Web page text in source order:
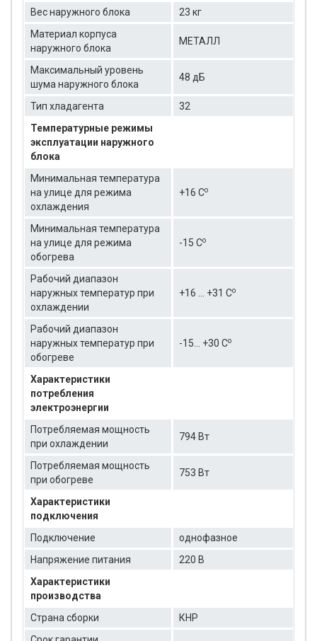
Вес наружного блока
23 кг
Материал корпуса
наружного блока
МЕТАЛЛ
Максимальный уровень
шума наружного блока
48 дБ
Тип хладагента
32
Температурные режимы
эксплуатации наружного
блока
Минимальная температура
на улице для режима
охлаждения
+16 Cо
Минимальная температура
на улице для режима
обогрева
-15 Cо
Рабочий диапазон
наружных температур при
охлаждении
+16 … +31 Cо
Рабочий диапазон
наружных температур при
обогреве
-15… +30 Cо
Характеристики
потребления
электроэнергии
Потребляемая мощность
при охлаждении
794 Вт
Потребляемая мощность
при обогреве
753 Вт
Характеристики
подключения
Подключение
однофазное
Напряжение питания
220 В
Характеристики
производства
Страна сборки
КНР